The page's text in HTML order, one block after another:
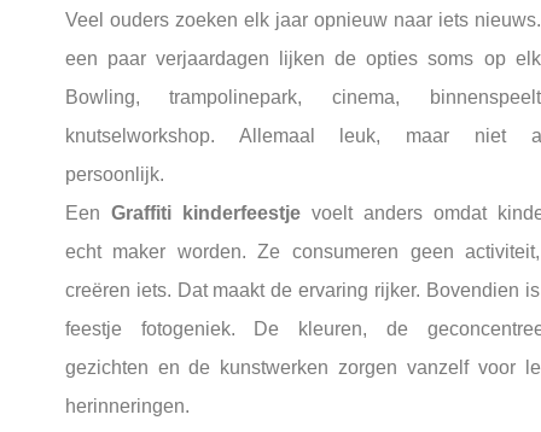
Veel ouders zoeken elk jaar opnieuw naar iets
een paar verjaardagen lijken de opties soms op
Bowling, trampolinepark, cinema,
knutselworkshop. Allemaal leuk, maar niet
persoonlijk.
Een Graffiti kinderfeestjevoelt anders omdat
echt maker worden. Ze consumeren geen
creëren iets. Dat maakt de ervaring rijker. Bovendien
feestje fotogeniek. De kleuren, de
gezichten en de kunstwerken zorgen vanzelf voor
herinneringen.